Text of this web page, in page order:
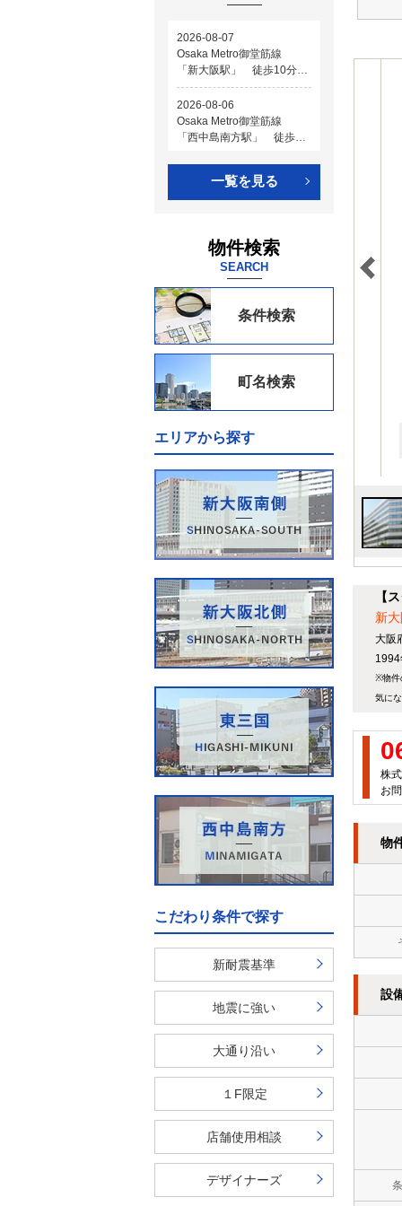
【
新
大阪
※物件
気に
株
お
物
設
一覧を見る
物件検索
SEARCH
条件検索
町名検索
エリアから探す
こだわり条件で探す
新耐震基準
地震に強い
大通り沿い
１F限定
店舗使用相談
デザイナーズ